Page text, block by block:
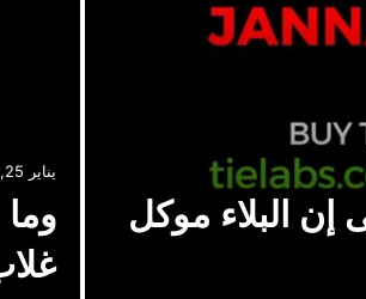
إن البلاء موكل
يناير 25, 2026